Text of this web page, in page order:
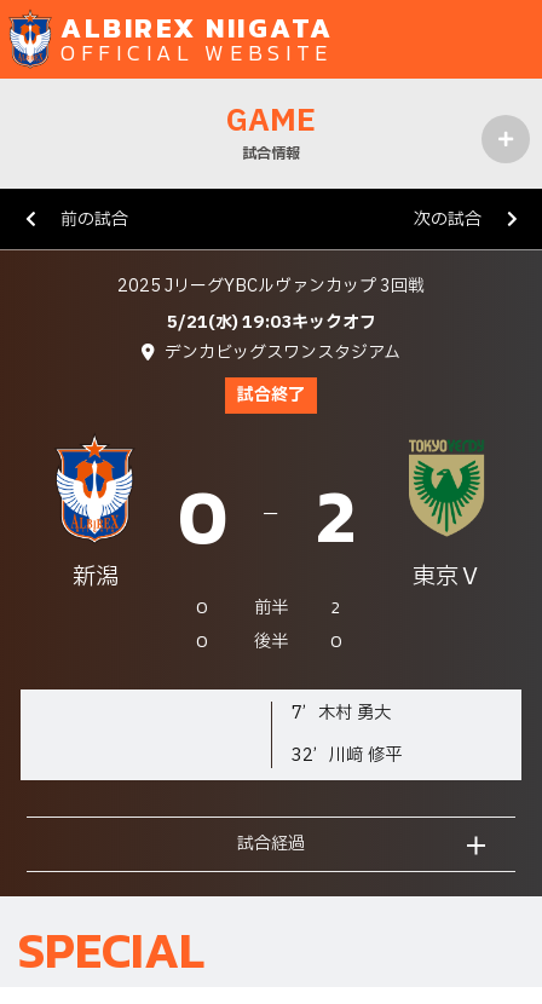
ALBIREX NIIGATA
OFFICIAL WEBSITE
GAME
試合情報
前の試合
次の試合
2025 JリーグYBCルヴァンカップ 3回戦
5/21(水) 19:03キックオフ
デンカビッグスワンスタジアム
試合終了
新潟
0 2
東京Ｖ
0 前半
2
0
後半 0
木村 勇大
7’
川﨑 修平
32’
試合経過
SPECIAL